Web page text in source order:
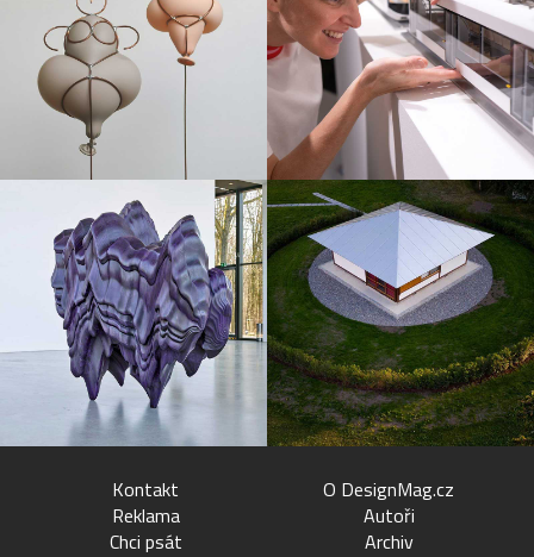
Kontakt
Reklama
Chci psát
O DesignMag.cz
Autoři
Archiv